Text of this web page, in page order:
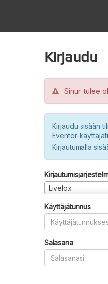
Kirjaudu
Sinun tulee
Kirjaudu sisään
Eventor-
Kirjautumalla
Livelox
Käyttäjätunnus
Salasana